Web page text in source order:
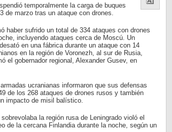
temporalmente la carga de buques
de marzo tras un ataque con drones.
haber sufrido un total de 334 ataques con drones
incluyendo ataques cerca de Moscú. Un
en una fábrica durante un ataque con 14
en la región de Voronezh, al sur de Rusia,
el gobernador regional, Alexander Gusev, en
ucranianas informaron que sus defensas
de los 268 ataques de drones rusos y también
impacto de misil balístico.
la región rusa de Leningrado violó el
de la cercana Finlandia durante la noche, según un